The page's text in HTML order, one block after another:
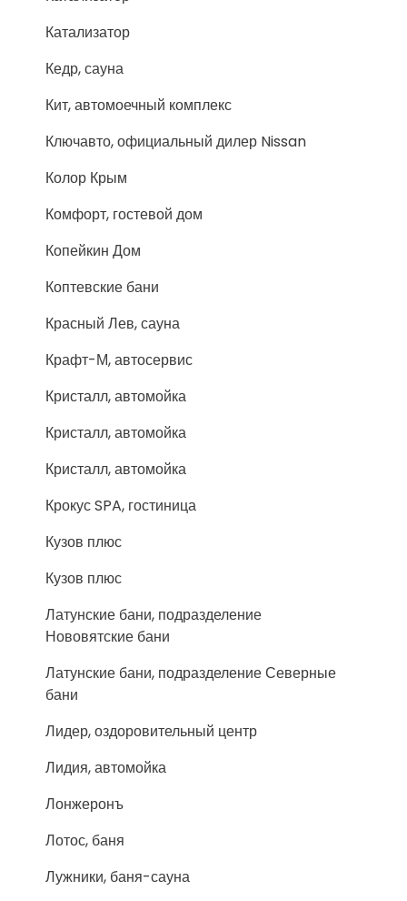
Катализатор
Кедр, сауна
Кит, автомоечный комплекс
Ключавто, официальный дилер Nissan
Колор Крым
Комфорт, гостевой дом
Копейкин Дом
Коптевские бани
Красный Лев, сауна
Крафт-М, автосервис
Кристалл, автомойка
Кристалл, автомойка
Кристалл, автомойка
Крокус SPA, гостиница
Кузов плюс
Кузов плюс
Латунские бани, подразделение
Нововятские бани
Латунские бани, подразделение Северные
бани
Лидер, оздоровительный центр
Лидия, автомойка
Лонжеронъ
Лотос, баня
Лужники, баня-сауна